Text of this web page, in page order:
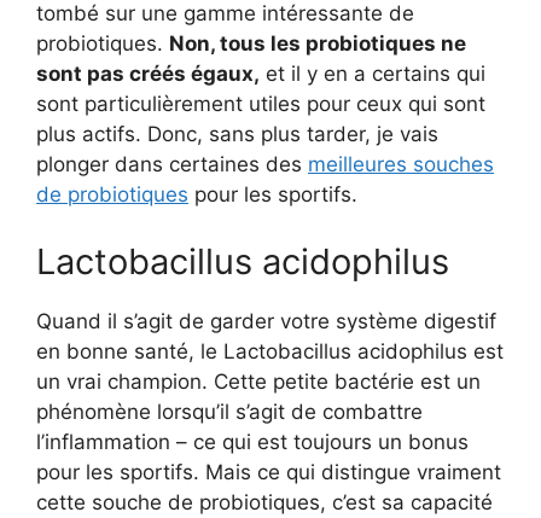
tombé sur une gamme intéressante de
probiotiques. Non, tous les probiotiques ne
sont pas créés égaux, et il y en a certains qui
sont particulièrement utiles pour ceux qui sont
plus actifs. Donc, sans plus tarder, je vais
plonger dans certaines des meilleures souches
de probiotiques pour les sportifs.
Lactobacillus acidophilus
Quand il s’agit de garder votre système digestif
en bonne santé, le Lactobacillus acidophilus est
un vrai champion. Cette petite bactérie est un
phénomène lorsqu’il s’agit de combattre
l’inflammation – ce qui est toujours un bonus
pour les sportifs. Mais ce qui distingue vraiment
cette souche de probiotiques, c’est sa capacité